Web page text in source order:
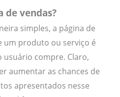
de vendas?
simples, a página de
um produto ou serviço é
compre. Claro,
aumentar as chances de
apresentados nesse